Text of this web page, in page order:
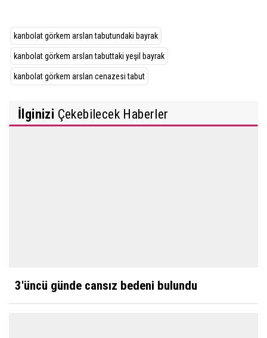
kanbolat görkem arslan tabutundaki bayrak
kanbolat görkem arslan tabuttaki yeşil bayrak
kanbolat görkem arslan cenazesi tabut
İlginizi Çekebilecek Haberler
3'üncü günde cansız bedeni bulundu